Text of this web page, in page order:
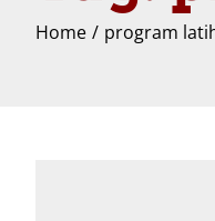
Home program